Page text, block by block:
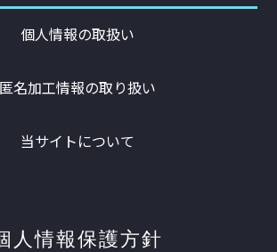
個人情報の取扱い
匿名加工情報の取り扱い
当サイトについて
人情報保護方針